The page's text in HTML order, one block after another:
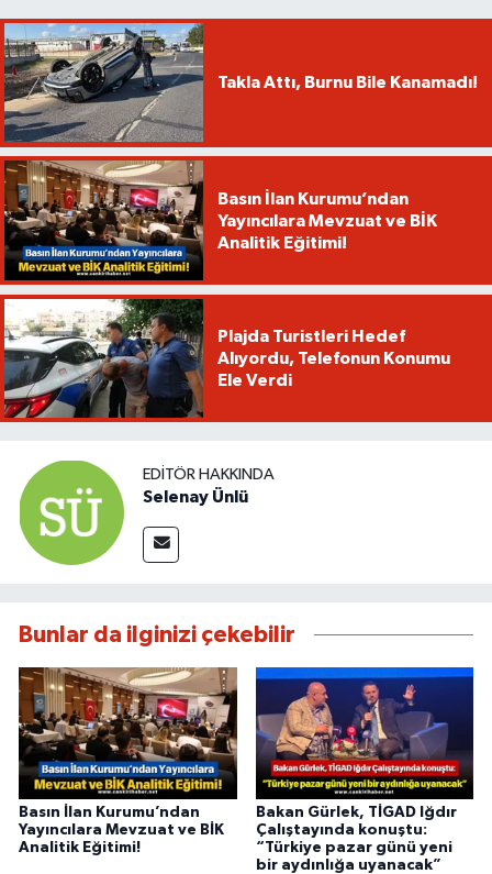
Takla Attı, Burnu Bile Kanamadı!
Basın İlan Kurumu’ndan
Yayıncılara Mevzuat ve BİK
Analitik Eğitimi!
Plajda Turistleri Hedef
Alıyordu, Telefonun Konumu
Ele Verdi
EDITÖR HAKKINDA
Selenay Ünlü
Bunlar da ilginizi çekebilir
Basın İlan Kurumu’ndan
Yayıncılara Mevzuat ve BİK
Analitik Eğitimi!
Bakan Gürlek, TİGAD Iğdır
Çalıştayında konuştu:
“Türkiye pazar günü yeni
bir aydınlığa uyanacak”